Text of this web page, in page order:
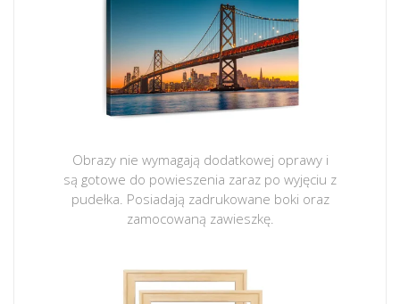
Obrazy nie wymagają dodatkowej oprawy i
są gotowe do powieszenia zaraz po wyjęciu z
pudełka. Posiadają zadrukowane boki oraz
zamocowaną zawieszkę.